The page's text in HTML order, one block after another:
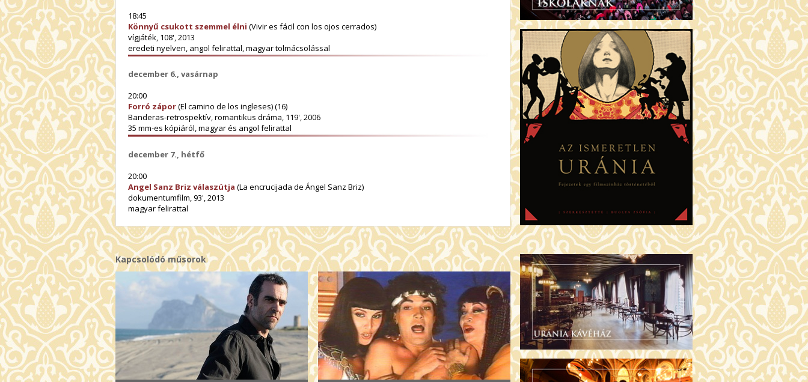
18:45
Könnyű csukott szemmel élni (Vivir es fácil con los ojos cerrados)
vígjáték, 108', 2013
eredeti nyelven, angol felirattal, magyar tolmácsolással
december 6., vasárnap
20:00
Forró zápor(El camino de los ingleses) (16)
Banderas-retrospektív, romantikus dráma, 119', 2006
35 mm-es kópiáról, magyar és angol felirattal
december 7., hétfő
20:00
Angel Sanz Briz válaszútja (La encrucijada de Ángel Sanz Briz)
dokumentumfilm, 93', 2013
magyar felirattal
Kapcsolódó műsorok